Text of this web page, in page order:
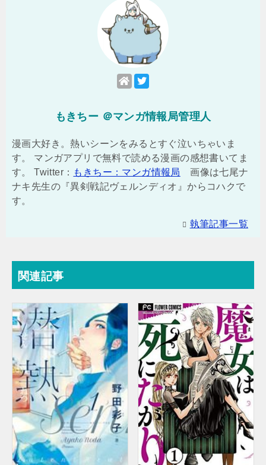
もきちー ＠マンガ情報局管理人
漫画大好き。熱いシーンをみるとすぐ泣いちゃいま
す。 マンガアプリで無料で読める漫画の感想書いてま
す。 Twitter： もきちー：マンガ情報局
画像は七尾ナ
ナキ先生の『異剣戦記ヴェルンディオ』からコハクで
す。
執筆記事一覧
関連記事